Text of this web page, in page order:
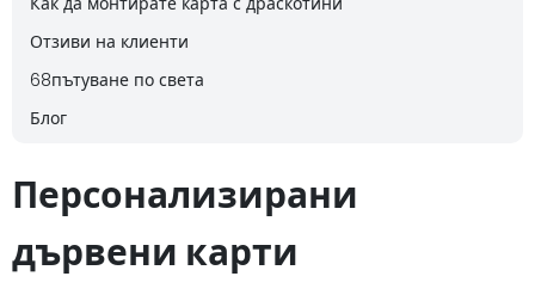
Отзиви на клиенти
68пътуване по света
Блог
Персонализирани
дървени карти